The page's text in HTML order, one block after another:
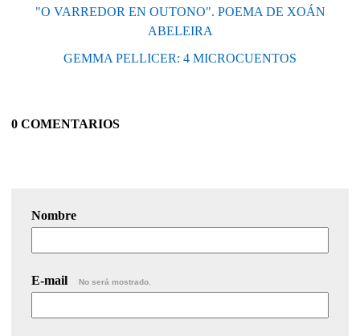
"O VARREDOR EN OUTONO". POEMA DE XOÁN
ABELEIRA
GEMMA PELLICER: 4 MICROCUENTOS
0 COMENTARIOS
Nombre
E-mail No será mostrado.